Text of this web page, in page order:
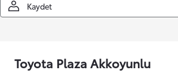
Kaydet
Toyota Plaza Akkoyunlu